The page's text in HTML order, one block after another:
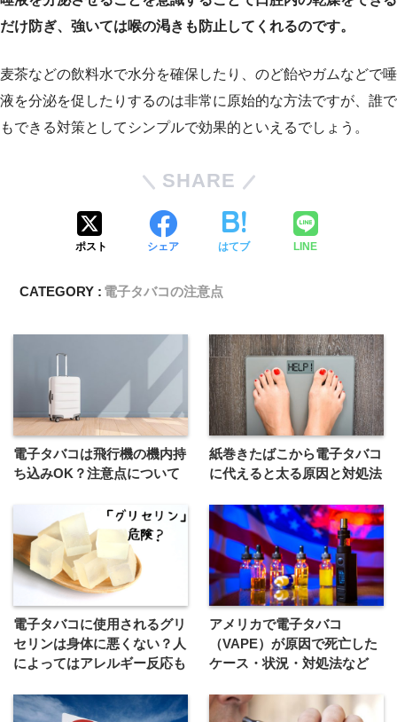
だけ防ぎ、強いては喉の渇きも防止してくれるのです。
麦茶などの飲料水で水分を確保したり、のど飴やガムなどで唾
液を分泌を促したりするのは非常に原始的な方法ですが、誰で
もできる対策としてシンプルで効果的といえるでしょう。
SHARE
ポスト シェア はてブ LINE
CATEGORY : 電子タバコの注意点
電子タバコは飛行機の機内持
ち込みOK？注意点について
紙巻きたばこから電子タバコ
に代えると太る原因と対処法
電子タバコに使用されるグリ
セリンは身体に悪くない？人
によってはアレルギー反応も
アメリカで電子タバコ
（VAPE）が原因で死亡した
ケース・状況・対処法など